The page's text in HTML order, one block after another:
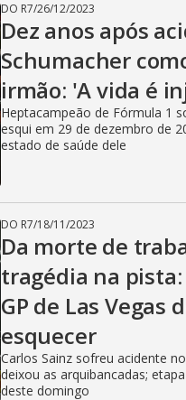
DO R7/26/12/2023
Dez anos após
Schumacher
irmão: 'A vida é
Heptacampeão de Fórmula 1
esqui em 29 de dezembro de
estado de saúde dele
DO R7/18/11/2023
Da morte de
tragédia na
GP de Las Vegas
esquecer
Carlos Sainz sofreu acidente
deixou as arquibancadas;
deste domingo